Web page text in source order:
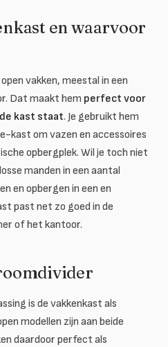
en waarvoor
vakken, meestal in een
Dat maakt hem perfect voor
kast staat. Je gebruikt hem
kast om vazen en accessoires
opbergplek. Wil je toch niet
manden in een aantal
en opbergen in een en
past net zo goed in de
of het kantoor.
is de vakkenkast als
modellen zijn aan beide
daardoor perfect als